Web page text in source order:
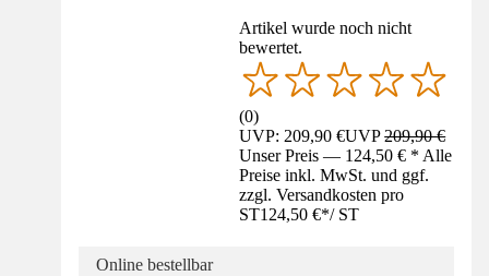
Artikel wurde noch nicht
bewertet.
(0)
UVP: 209,90 €UVP209,90 €
Unser Preis — 124,50 € * Alle
Preise inkl. MwSt. und ggf.
zzgl. Versandkosten pro
ST124,50 €*/ ST
Online bestellbar